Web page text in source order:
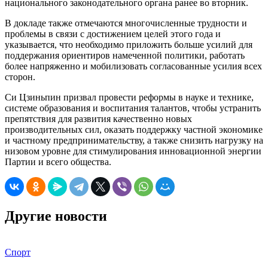
национального законодательного органа ранее во вторник.
В докладе также отмечаются многочисленные трудности и
проблемы в связи с достижением целей этого года и
указывается, что необходимо приложить больше усилий для
поддержания ориентиров намеченной политики, работать
более напряженно и мобилизовать согласованные усилия всех
сторон.
Си Цзиньпин призвал провести реформы в науке и технике,
системе образования и воспитания талантов, чтобы устранить
препятствия для развития качественно новых
производительных сил, оказать поддержку частной экономике
и частному предпринимательству, а также снизить нагрузку на
низовом уровне для стимулирования инновационной энергии
Партии и всего общества.
Другие новости
Спорт